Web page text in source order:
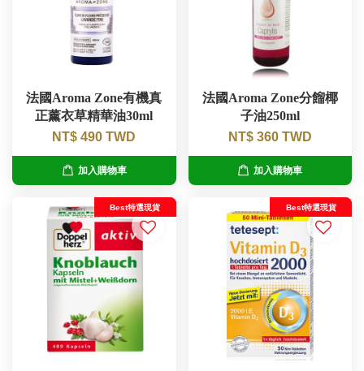
法國Aroma Zone有機真
正薰衣草精華油30ml
NT$ 490 TWD
加入購物車
法國Aroma Zone分餾椰
子油250ml
NT$ 360 TWD
加入購物車
Best特選現貨 Best特選現貨